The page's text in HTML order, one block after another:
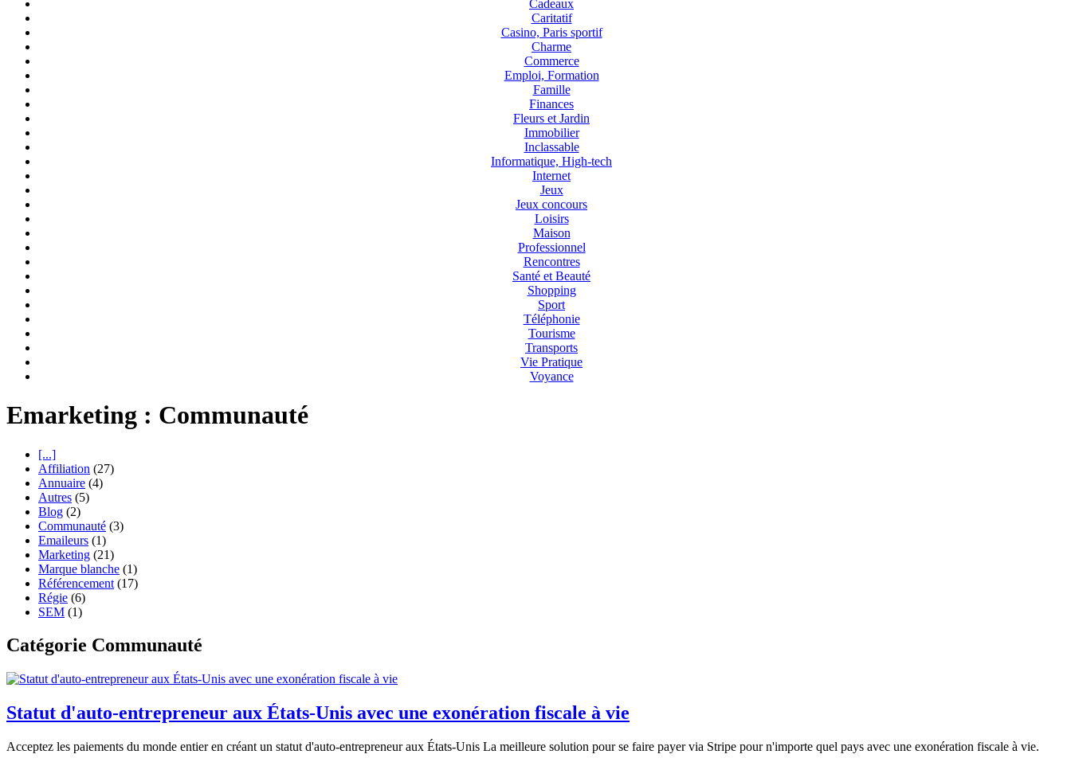
Cadeaux
Caritatif
Casino, Paris sportif
Charme
Commerce
Emploi, Formation
Famille
Finances
Fleurs et Jardin
Immobilier
Inclassable
Informatique, High-tech
Internet
Jeux
Jeux concours
Loisirs
Maison
Professionnel
Rencontres
Santé et Beauté
Shopping
Sport
Téléphonie
Tourisme
Transports
Vie Pratique
Voyance
Emarketing : Communauté
[...]
Affiliation (27)
Annuaire (4)
Autres (5)
Blog (2)
Communauté (3)
Emaileurs (1)
Marketing (21)
Marque blanche (1)
Référencement (17)
Régie (6)
SEM (1)
Catégorie Communauté
Statut d'auto-entrepreneur aux États-Unis avec une exonération fiscale à vie
Acceptez les paiements du monde entier en créant un statut d'auto-entrepreneur aux États-Unis La meilleure solution pour se faire payer via Stripe pour n'importe quel pays avec une exonération fiscale à vie.